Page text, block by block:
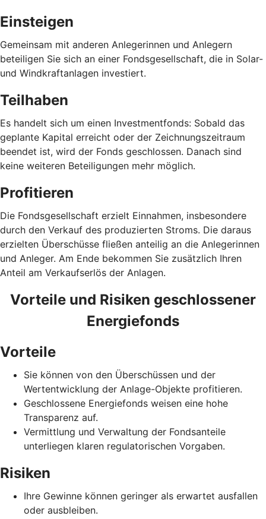
Einsteigen
Gemeinsam mit anderen Anlegerinnen und Anlegern
beteiligen Sie sich an einer Fondsgesellschaft, die in Solar-
und Windkraftanlagen investiert.
Teilhaben
Es handelt sich um einen Investmentfonds: Sobald das
geplante Kapital erreicht oder der Zeichnungszeitraum
beendet ist, wird der Fonds geschlossen. Danach sind
keine weiteren Beteiligungen mehr möglich.
Profitieren
Die Fondsgesellschaft erzielt Einnahmen, insbesondere
durch den Verkauf des produzierten Stroms. Die daraus
erzielten Überschüsse fließen anteilig an die Anlegerinnen
und Anleger. Am Ende bekommen Sie zusätzlich Ihren
Anteil am Verkaufserlös der Anlagen.
Vorteile und Risiken geschlossener
Energiefonds
Vorteile
Sie können von den Überschüssen und der
Wertentwicklung der Anlage-Objekte profitieren.
Geschlossene Energiefonds weisen eine hohe
Transparenz auf.
Vermittlung und Verwaltung der Fondsanteile
unterliegen klaren regulatorischen Vorgaben.
Risiken
Ihre Gewinne können geringer als erwartet ausfallen
oder ausbleiben.